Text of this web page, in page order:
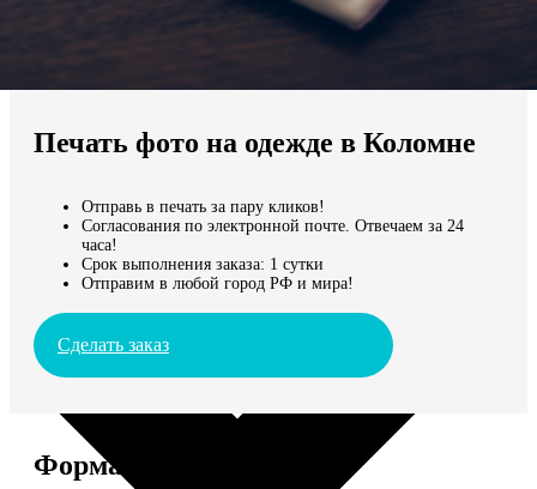
Мы доставляем по всему миру
Продолжить без города
Печать фото на одежде в Коломне
Отправь в печать за пару кликов!
Согласования по электронной почте. Отвечаем за 24
часа!
Срок выполнения заказа: 1 сутки
Отправим в любой город РФ и мира!
Сделать заказ
Форматы и цены